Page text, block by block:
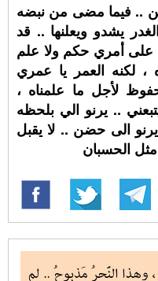
.. فيما مضى من نبضه
يشدو ويعلنها .. قد
على أمري حكم ولا علم
، لكنه العمر يا عمري
لأجل ما علمناه ،
.. يرنو الي بلحظه
يرنو الى حضن .. لا يقبل
الحسبان